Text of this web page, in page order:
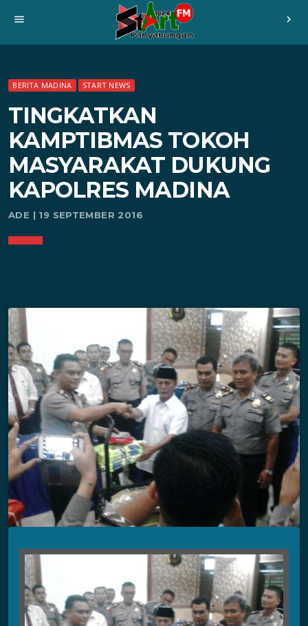
menu chevron_right
BERITA MADINA START NEWS
TINGKATKAN
KAMPTIBMAS TOKOH
MASYARAKAT DUKUNG
KAPOLRES MADINA
ADE | 19 SEPTEMBER 2016